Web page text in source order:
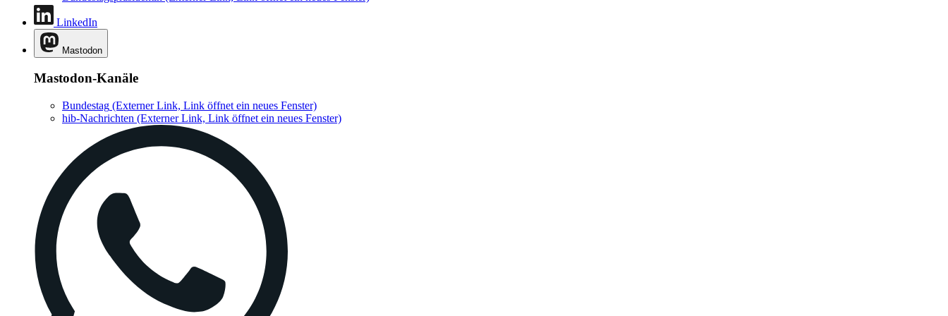
LinkedIn
Mastodon
Mastodon-Kanäle
Bundestag (Externer Link, Link öffnet ein neues Fenster)
hib-Nachrichten (Externer Link, Link öffnet ein neues Fenster)